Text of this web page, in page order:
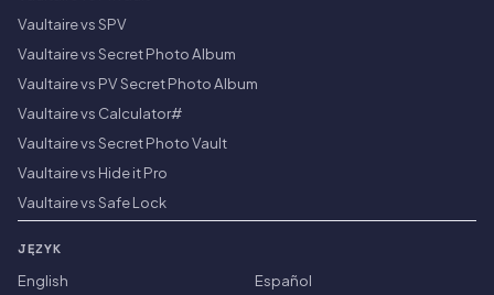
Vaultaire vs SPV
Vaultaire vs Secret Photo Album
Vaultaire vs PV Secret Photo Album
Vaultaire vs Calculator#
Vaultaire vs Secret Photo Vault
Vaultaire vs Hide it Pro
Vaultaire vs Safe Lock
JĘZYK
English
Español